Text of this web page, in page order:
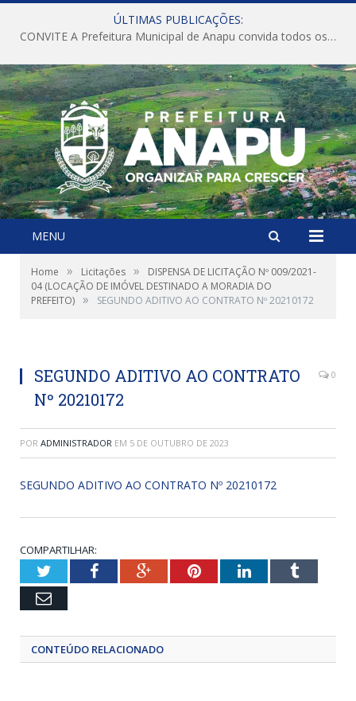
ÚLTIMAS PUBLICAÇÕES:
CONVITE A Prefeitura Municipal de Anapu convida todos os servidores públicos municipais para participarem da Audiência Pública de discussão da Lei de Diretrizes Orçamentárias (LDO), importante instrumento de planejamento das ações e investimentos da Administração Pública para o próximo exercício financeiro.
MENU
Home » Licitações »
DISPENSA DE LICITAÇÃO Nº 009/2021-
04 (LOCAÇÃO DE IMÓVEL DESTINADO A MORADIA DO
PREFEITO) » SEGUNDO ADITIVO AO CONTRATO Nº 20210172
SEGUNDO ADITIVO AO CONTRATO
Nº 20210172
0
POR ADMINISTRADOR EM 5 DE OUTUBRO DE 2023
SEGUNDO ADITIVO AO CONTRATO Nº 20210172
COMPARTILHAR:
TwitterFacebookGoogle+PinterestLinkedInTumblr
Email
CONTEÚDO RELACIONADO